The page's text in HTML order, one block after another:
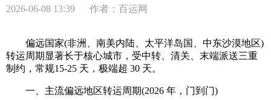
2026-06-08 13:39 作者：百运网
偏远国家(非洲、南美内陆、太平洋岛国、中东沙漠地区)
转运周期显著长于核心城市，受中转、清关、末端派送三重
制约，常规15-25 天，极端超 30 天。
一、主流偏远地区转运周期(2026 年，门到门)